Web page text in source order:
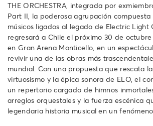
THE ORCHESTRA, integrada por
Part II, la poderosa agrupación compuesta
músicos ligados al legado de Electric Light
regresará a Chile el próximo 30 de
en Gran Arena Monticello, en un
revivir una de las obras más
mundial. Con una propuesta que rescata
virtuosismo y la épica sonora de ELO, el
un repertorio cargado de himnos
arreglos orquestales y la fuerza escénica
legendaria historia musical en un